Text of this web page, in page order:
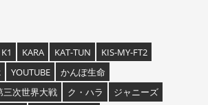
K1 KARA KAT-TUN
KIS-MY-FT2
YOUTUBE
かんぽ生命
三次世界大戦
ク・ハラ
ジャニーズ